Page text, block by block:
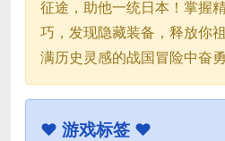
征途，助他一统日本！掌握
巧，发现隐藏装备，释放你
满历史灵感的战国冒险中奋
♥ 游戏标签 ♥